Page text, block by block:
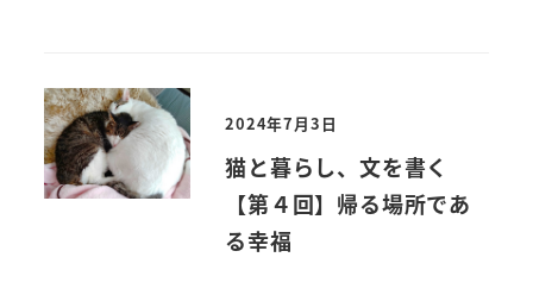
2024年7月3日
猫と暮らし、文を書く
【第４回】帰る場所であ
る幸福